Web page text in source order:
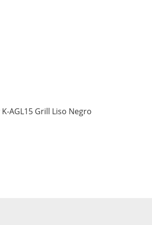
AGL15 Grill Liso Negro